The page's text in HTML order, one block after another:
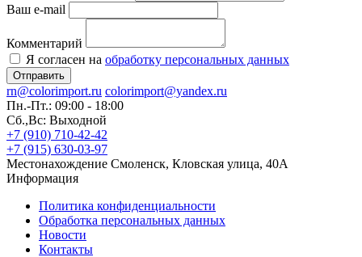
Ваш e-mail
Комментарий
Я согласен на обработку персональных данных
Отправить
rn@colorimport.ru colorimport@yandex.ru
Пн.-Пт.: 09:00 - 18:00
Сб.,Вс: Выходной
+7 (910) 710-42-42
+7 (915) 630-03-97
Местонахождение Смоленск, Кловская улица, 40А
Информация
Политика конфиденциальности
Обработка персональных данных
Новости
Контакты